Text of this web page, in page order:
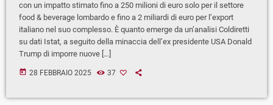
con un impatto stimato fino a 250 milioni di euro solo per il settore
food & beverage lombardo e fino a 2 miliardi di euro per l’export
italiano nel suo complesso. È quanto emerge da un’analisi Coldiretti
su dati Istat, a seguito della minaccia dell’ex presidente USA Donald
Trump di imporre nuove […]
today 28 FEBBRAIO 2025 37